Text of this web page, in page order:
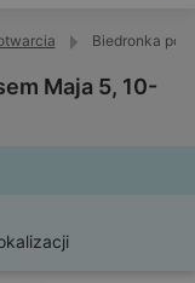
Biedronka pod
Maja 5, 10-